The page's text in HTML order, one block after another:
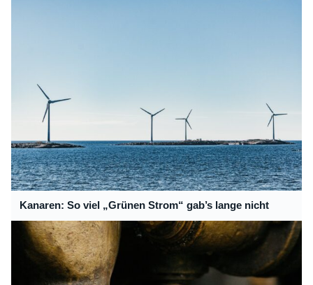
Kanaren: So viel „Grünen Strom“ gab’s lange nicht